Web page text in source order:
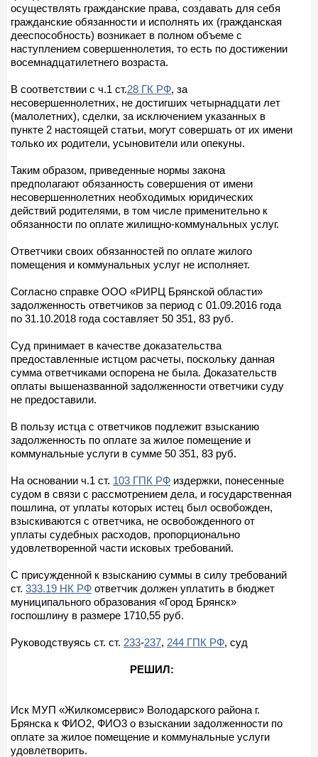
осуществлять гражданские права, создавать для себя
гражданские обязанности и исполнять их (гражданская
дееспособность) возникает в полном объеме с
наступлением совершеннолетия, то есть по достижении
восемнадцатилетнего возраста.
В соответствии с ч.1 ст.28 ГК РФ, за
несовершеннолетних, не достигших четырнадцати лет
(малолетних), сделки, за исключением указанных в
пункте 2 настоящей статьи, могут совершать от их имени
только их родители, усыновители или опекуны.
Таким образом, приведенные нормы закона
предполагают обязанность совершения от имени
несовершеннолетних необходимых юридических
действий родителями, в том числе применительно к
обязанности по оплате жилищно-коммунальных услуг.
Ответчики своих обязанностей по оплате жилого
помещения и коммунальных услуг не исполняет.
Согласно справке ООО «РИРЦ Брянской области»
задолженность ответчиков за период с 01.09.2016 года
по 31.10.2018 года составляет 50 351, 83 руб.
Суд принимает в качестве доказательства
предоставленные истцом расчеты, поскольку данная
сумма ответчиками оспорена не была. Доказательств
оплаты вышеназванной задолженности ответчики суду
не предоставили.
В пользу истца с ответчиков подлежит взысканию
задолженность по оплате за жилое помещение и
коммунальные услуги в сумме 50 351, 83 руб.
На основании ч.1 ст. 103 ГПК РФ издержки, понесенные
судом в связи с рассмотрением дела, и государственная
пошлина, от уплаты которых истец был освобожден,
взыскиваются с ответчика, не освобожденного от
уплаты судебных расходов, пропорционально
удовлетворенной части исковых требований.
С присужденной к взысканию суммы в силу требований
ст. 333.19 НК РФ ответчик должен уплатить в бюджет
муниципального образования «Город Брянск»
госпошлину в размере 1710,55 руб.
Руководствуясь ст. ст. 233-237, 244 ГПК РФ, суд
РЕШИЛ:
Иск МУП «Жилкомсервис» Володарского района г.
Брянска к ФИО2, ФИО3 о взыскании задолженности по
оплате за жилое помещение и коммунальные услуги
удовлетворить.